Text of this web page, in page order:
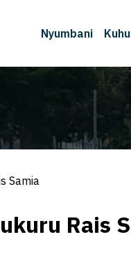
Nyumbani
Samia
Rais